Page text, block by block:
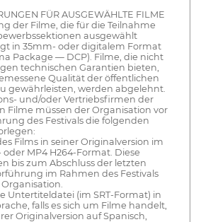
FÜR AUSGEWÄHLTE FILME
der Filme, die für die Teilnahme
ausgewählt
in 35mm- oder digitalem Format
Package — DCP). Filme, die nicht
technischen Garantien bieten,
Qualität der öffentlichen
gewährleisten, werden abgelehnt.
und/oder Vertriebsfirmen der
Filme müssen der Organisation vor
des Festivals die folgenden
Films in seiner Originalversion im
oder MP4 H264-Format. Diese
bis zum Abschluss der letzten
im Rahmen des Festivals
Untertiteldatei (im SRT-Format) in
falls es sich um Filme handelt,
Originalversion auf Spanisch,